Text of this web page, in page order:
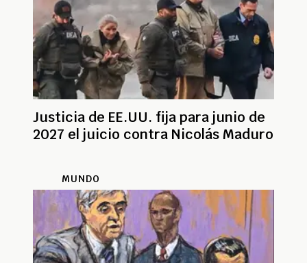
Justicia de EE.UU. fija para junio de
2027 el juicio contra Nicolás Maduro
MUNDO